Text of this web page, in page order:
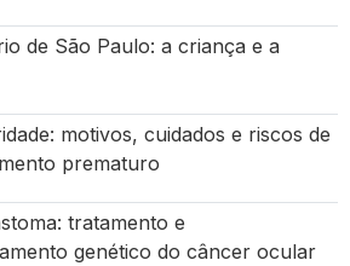
de São Paulo: a criança e a
motivos, cuidados e riscos de
prematuro
tratamento e
genético do câncer ocular